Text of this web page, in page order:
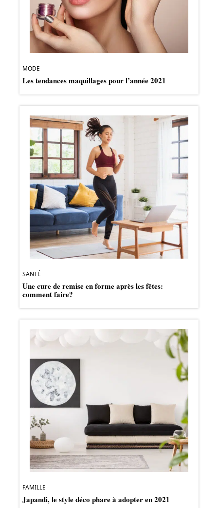
MODE
Les tendances maquillages pour l’année 2021
SANTÉ
Une cure de remise en forme après les fêtes:
comment faire?
FAMILLE
Japandi, le style déco phare à adopter en 2021